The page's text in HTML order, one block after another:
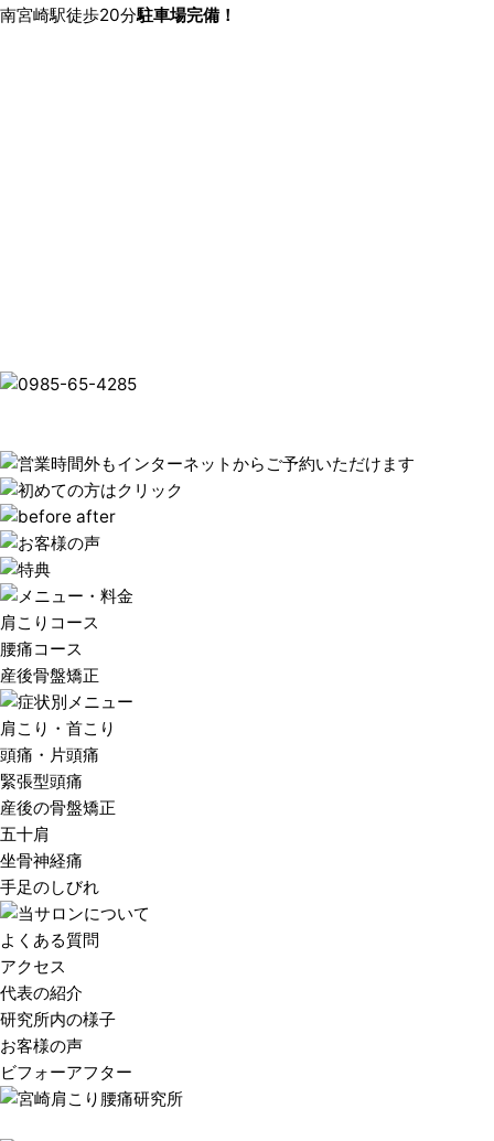
南宮崎駅徒歩20分駐車場完備！
肩こりコース
腰痛コース
産後骨盤矯正
肩こり・首こり
頭痛・片頭痛
緊張型頭痛
産後の骨盤矯正
五十肩
坐骨神経痛
手足のしびれ
よくある質問
アクセス
代表の紹介
研究所内の様子
お客様の声
ビフォーアフター